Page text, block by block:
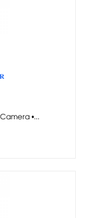
•...